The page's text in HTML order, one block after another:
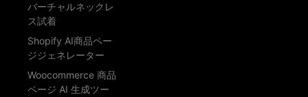
バーチャルネックレ
ス試着
Shopify AI商品ペー
ジジェネレーター
Woocommerce 商品
ページ AI 生成ツー